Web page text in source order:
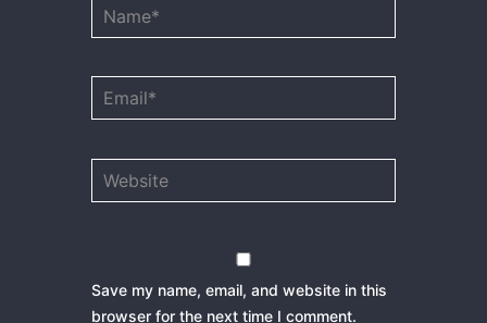
Save my name, email, and website in this
browser for the next time I comment.